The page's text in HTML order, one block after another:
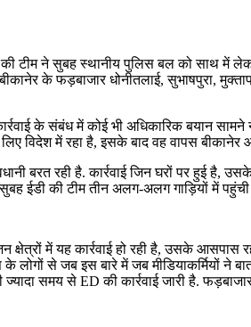
की टीम ने सुबह स्थानीय पुलिस बल को साथ में
के फड़बाजार धोनीतलाई, सुभाषपुरा,
के संबंध में कोई भी अधिकारिक बयान सामने
विदेश में रहा है, इसके बाद वह वापस बीकानेर
बरत रही है. कार्रवाई जिन घरों पर हुई है,
ईडी की टीम तीन अलग-अलग गाड़ियों में
क्षेत्रों में यह कार्रवाई हो रही है, उसके
लोगों से जब इस बारे में जब मीडियाकर्मियों ने
समय से ED की कार्रवाई जारी है.